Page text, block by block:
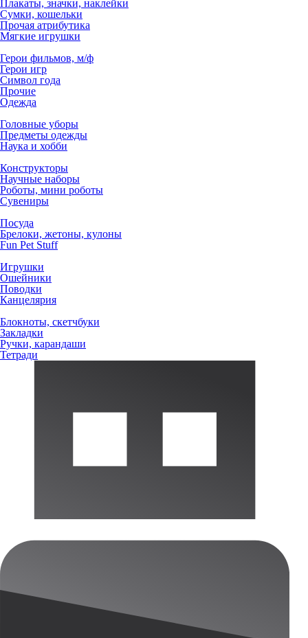
Плакаты, значки, наклейки
Сумки, кошельки
Прочая атрибутика
Мягкие игрушки
Герои фильмов, м/ф
Герои игр
Символ года
Прочие
Одежда
Головные уборы
Предметы одежды
Наука и хобби
Конструкторы
Научные наборы
Роботы, мини роботы
Сувениры
Посуда
Брелоки, жетоны, кулоны
Fun Pet Stuff
Игрушки
Ошейники
Поводки
Канцелярия
Блокноты, скетчбуки
Закладки
Ручки, карандаши
Тетради